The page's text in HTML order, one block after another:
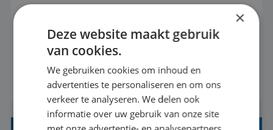
achtergrond in toerisme ben je klaar voor de
volgende stap. Vanaf je stoel reis je de hele
wereld over en speel je moeiteloos in op de
wensen van je team, je klant en wat er in de
reiswereld gebeurt. Met je enthousiasme weet je
klanten te overtuigen om die droomreis te
BEKIJK VACATURE
×
Deze website maakt gebruik
van cookies.
We gebruiken cookies om inhoud en
advertenties te personaliseren en om ons
verkeer te analyseren. We delen ook
informatie over uw gebruik van onze site